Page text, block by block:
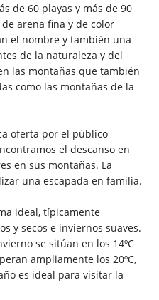
de 60 playas y más de 90
arena fina y de color
el nombre y también una
de la naturaleza y del
las montañas que también
como las montañas de la
oferta por el público
el descanso en
en sus montañas. La
una escapada en familia.
ideal, típicamente
y secos e inviernos suaves.
se sitúan en los 14ºC
ampliamente los 20ºC,
es ideal para visitar la